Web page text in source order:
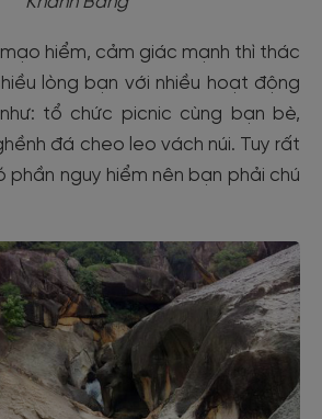
hiểm, cảm giác mạnh thì thác
lòng bạn với nhiều hoạt động
tổ chức picnic cùng bạn bè,
đá cheo leo vách núi. Tuy rất
phần nguy hiểm nên bạn phải chú